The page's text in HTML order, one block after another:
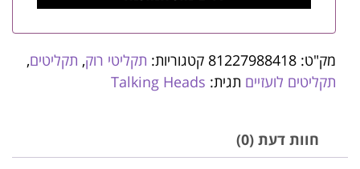
מק"ט: 81227988418 קטגוריות: תקליטי רוק, תקליטים,
תקליטים לועזיים תגית: Talking Heads
חוות דעת (0)